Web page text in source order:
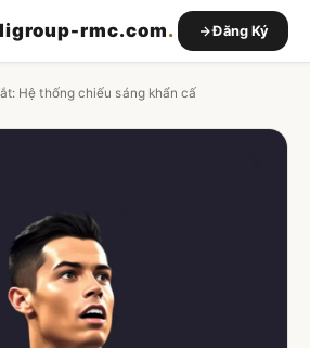
rmc.com. Đăng Ký
Hệ thống chiếu sáng khẩn cấ